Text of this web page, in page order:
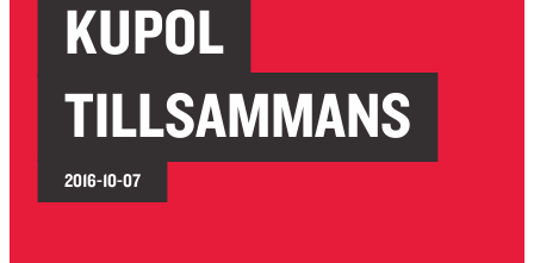
KUPOL
TILLSAMMANS
2016-10-07